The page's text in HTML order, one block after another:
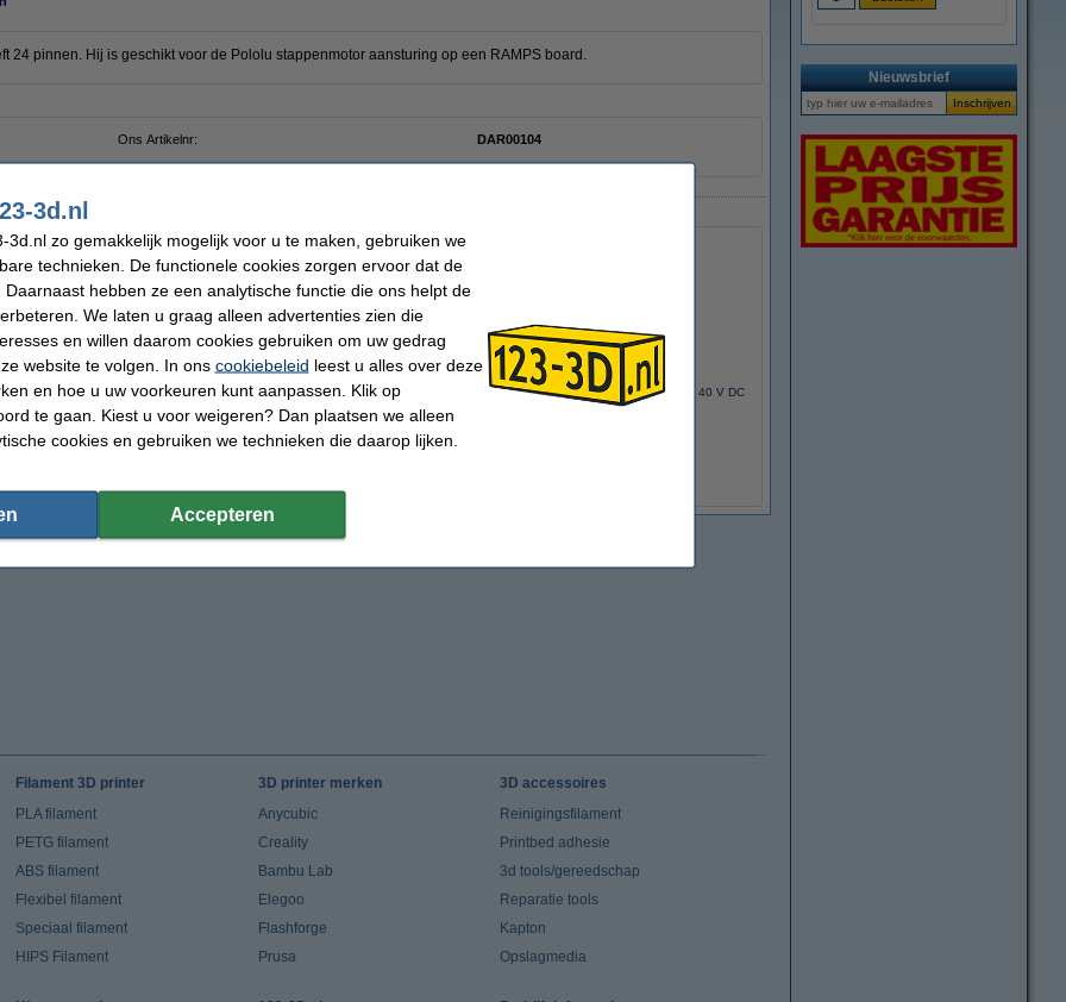
24 pinnen. Hij is geschikt voor de Pololu stappenmotor aansturing op een RAMPS board.
Ons Artikelnr:
DAR00104
artikel ook besteld hebben
GT2 timing belt | 6 mm | gesloten | 188 mm
€ 3,50
Epoxy FR-4 Printplaat enkelzijdig eilanden
€ 1,30 € 1,17
Step down DC-DC converter 3,2 - 40 V DC
naar 1,25 - 35 V DC 2 A
Nieuwsbrief
Filament 3D printer
PLA filament
PETG filament
ABS filament
Flexibel filament
Speciaal filament
HIPS Filament
3D printer merken
Anycubic
Creality
Bambu Lab
Elegoo
Flashforge
Prusa
3D accessoires
Reinigingsfilament
Printbed adhesie
3d tools/gereedschap
Reparatie tools
Kapton
Opslagmedia
3d.nl
3d.nl zo gemakkelijk mogelijk voor u te maken, gebruiken we
technieken. De functionele cookies zorgen ervoor dat de
hebben ze een analytische functie die ons helpt de
We laten u graag alleen advertenties zien die
en willen daarom cookies gebruiken om uw gedrag
website te volgen. In ons cookiebeleid leest u alles over deze
en hoe u uw voorkeuren kunt aanpassen. Klik op
te gaan. Kiest u voor weigeren? Dan plaatsen we alleen
cookies en gebruiken we technieken die daarop lijken.
Accepteren